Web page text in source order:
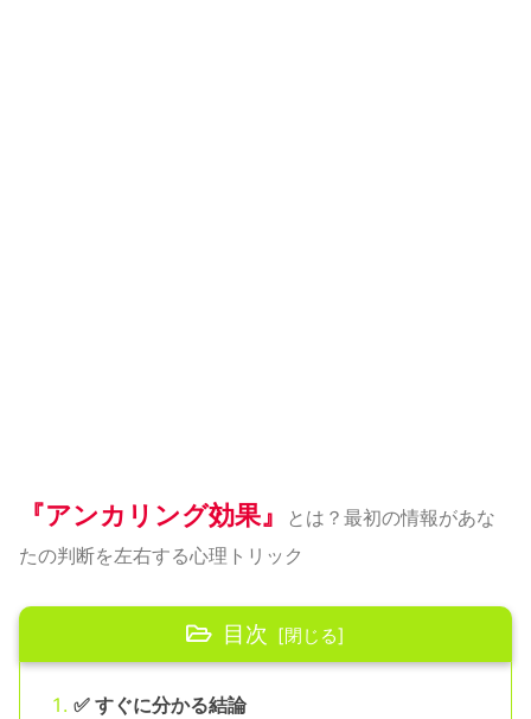
『アンカリング効果』
とは？最初の情報があな
たの判断を左右する心理トリック
目次
✅ すぐに分かる結論